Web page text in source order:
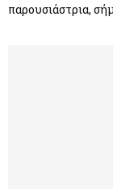
παρουσιάστρια,